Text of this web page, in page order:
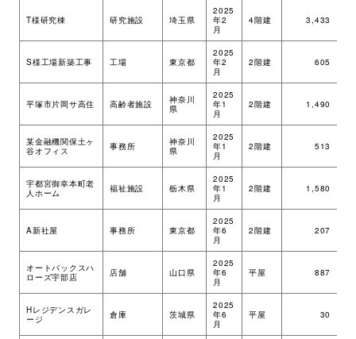
T様研究棟 研究施設 埼玉県
2025
年2
月
4階建 3,433
S様工場新築工事 工場 東京都
2025
年2
月
2階建 605
平塚市片岡サ高住 高齢者施設
神奈川
県
2025
年1
月
2階建 1,490
某金融機関保土ヶ
谷オフィス
事務所
神奈川
県
2025
年1
月
2階建 513
宇都宮御幸本町老
人ホーム
福祉施設 栃木県
2025
年1
月
2階建 1,580
A新社屋 事務所 東京都
2025
年6
月
2階建 207
オートバックスハ
ローズ宇部店
店舗 山口県
2025
年6
月
平屋 887
Hレジデンスガレ
ージ
倉庫 茨城県
2025
年6
月
平屋 30